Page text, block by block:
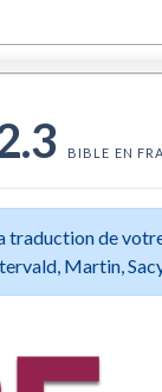
BIBLE EN
traduction de
Martin,